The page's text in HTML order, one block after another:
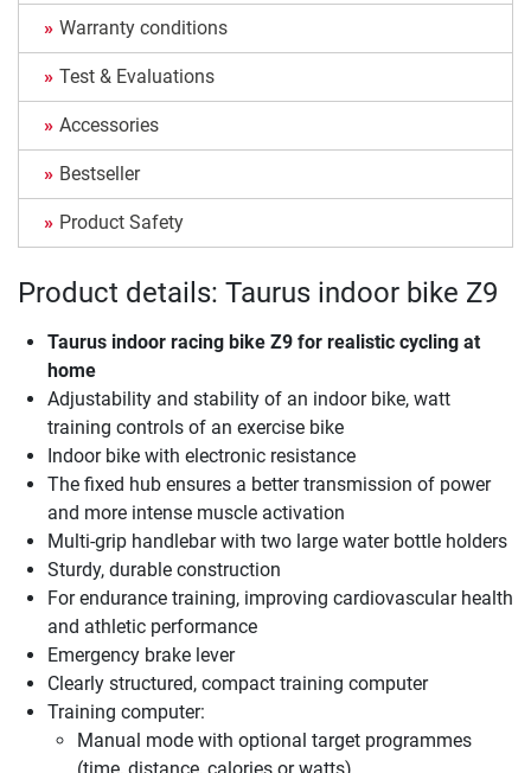
Warranty conditions
Test & Evaluations
Accessories
Bestseller
Product Safety
Product details: Taurus indoor bike Z9
Taurus indoor racing bike Z9 for realistic cycling at
home
Adjustability and stability of an indoor bike, watt
training controls of an exercise bike
Indoor bike with electronic resistance
The fixed hub ensures a better transmission of power
and more intense muscle activation
Multi-grip handlebar with two large water bottle holders
Sturdy, durable construction
For endurance training, improving cardiovascular health
and athletic performance
Emergency brake lever
Clearly structured, compact training computer
Training computer:
Manual mode with optional target programmes